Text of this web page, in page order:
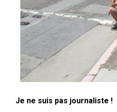
Je ne suis pas journaliste !